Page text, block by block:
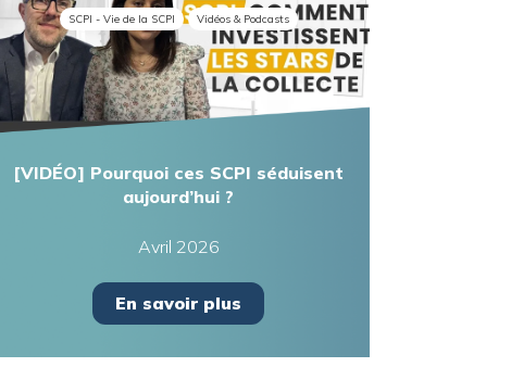
SCPI - Vie de la SCPI Vidéos & Podcasts
[VIDÉO] Pourquoi ces SCPI séduisent
aujourd’hui ?
Avril 2026
En savoir plus